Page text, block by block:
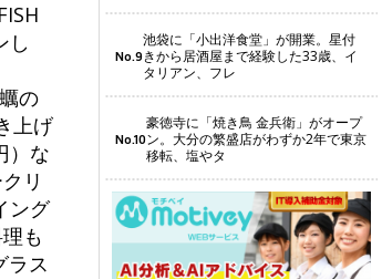
し
の
上げ
）な
リ
ング
も
ラス
No.9
池袋に「小出洋食堂」が開業。星付
きから居酒屋まで経験した33歳、イ
タリアン、フレ
No.10
豪徳寺に「焼き鳥 金兵衛」がオープ
ン。大分の繁盛店がわずか2年で東京
移転、塩やタ